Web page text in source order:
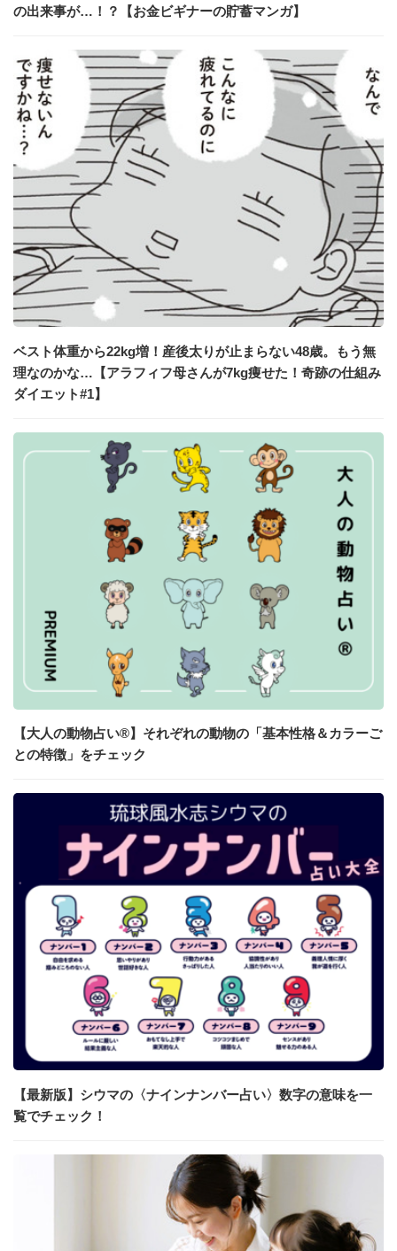
の出来事が…！？【お金ビギナーの貯蓄マンガ】
ベスト体重から22kg増！産後太りが止まらない48歳。もう無
理なのかな…【アラフィフ母さんが7kg痩せた！奇跡の仕組み
ダイエット#1】
【大人の動物占い®】それぞれの動物の「基本性格＆カラーご
との特徴」をチェック
【最新版】シウマの〈ナインナンバー占い〉数字の意味を一
覧でチェック！